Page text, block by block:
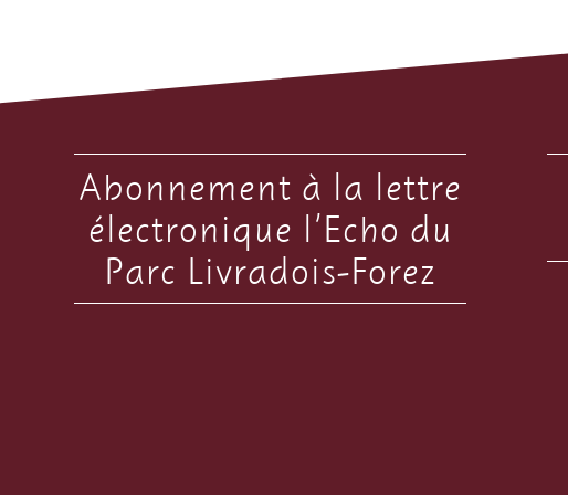
Abonnement à la lettre
électronique l’Echo du
Parc Livradois-Forez